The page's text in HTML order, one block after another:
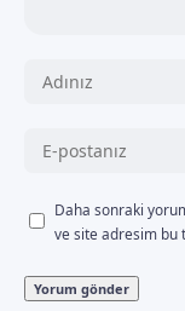
Daha sonraki
ve site adresim bu